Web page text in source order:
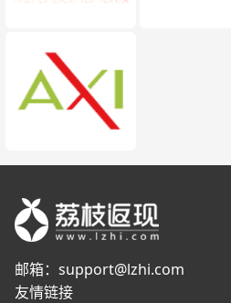
邮箱： support@lzhi.com
友情链接